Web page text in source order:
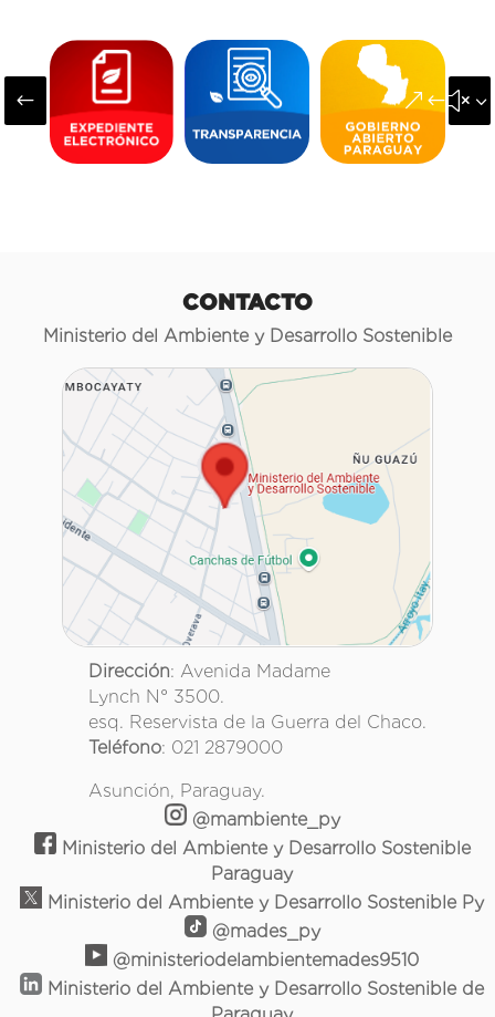
#
CONTACTO
Ministerio del Ambiente y Desarrollo Sostenible
Dirección: Avenida Madame
Lynch N° 3500.
esq. Reservista de la Guerra del Chaco.
Teléfono: 021 2879000
Asunción, Paraguay.
@mambiente_py
Ministerio del Ambiente y Desarrollo Sostenible
Paraguay
Ministerio del Ambiente y Desarrollo Sostenible Py
@mades_py
@ministeriodelambientemades9510
Ministerio del Ambiente y Desarrollo Sostenible de